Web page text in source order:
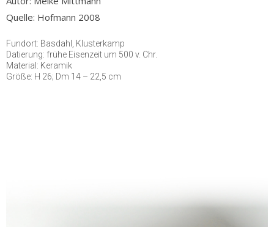
Quelle: Hofmann 2008
Fundort: Basdahl, Klusterkamp
Datierung: frühe Eisenzeit um 500 v. Chr.
Material: Keramik
Größe: H 26; Dm 14 – 22,5 cm